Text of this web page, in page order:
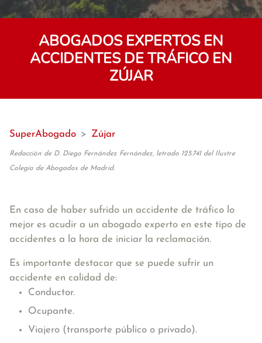
ABOGADOS EXPERTOS EN
ACCIDENTES DE TRÁFICO EN
ZÚJAR
SuperAbogado > Zújar
Redacción de D. Diego Fernández Fernández, letrado 125.741 del Ilustre
Colegio de Abogados de Madrid.
En caso de haber sufrido un accidente de tráfico lo
mejor es acudir a un abogado experto en este tipo de
accidentes a la hora de iniciar la reclamación.
Es importante destacar que se puede sufrir un
accidente en calidad de:
Conductor.
Ocupante.
Viajero (transporte público o privado).